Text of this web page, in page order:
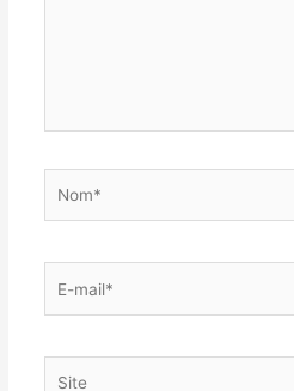
mail*